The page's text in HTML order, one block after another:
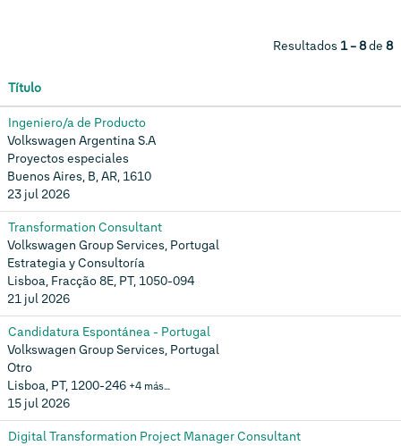
Resultados 1 – 8de 8
Título
Ingeniero/a de Producto
Volkswagen Argentina S.A
Proyectos especiales
Buenos Aires, B, AR, 1610
23 jul 2026
Transformation Consultant
Volkswagen Group Services, Portugal
Estrategia y Consultoría
Lisboa, Fracção 8E, PT, 1050-094
21 jul 2026
Candidatura Espontánea - Portugal
Volkswagen Group Services, Portugal
Otro
Lisboa, PT, 1200-246 +4 más…
15 jul 2026
Digital Transformation Project Manager Consultant